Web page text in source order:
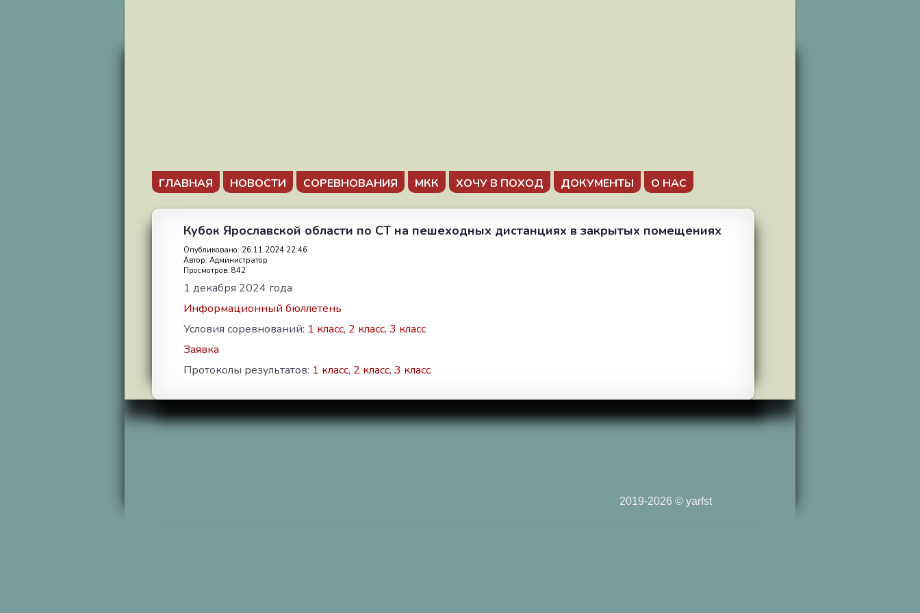
ГЛАВНАЯ НОВОСТИ СОРЕВНОВАНИЯ МКК ХОЧУ В ПОХОД ДОКУМЕНТЫ О НАС
Кубок Ярославской области по СТ на пешеходных дистанциях в закрытых помещениях
Опубликовано: 26.11.2024 22:46
Автор: Администратор
Просмотров: 842
1 декабря 2024 года
Информационный бюллетень
Условия соревнований: 1 класс, 2 класс, 3 класс
Заявка
Протоколы результатов: 1 класс, 2 класс, 3 класс
2019-2026 © yarfst